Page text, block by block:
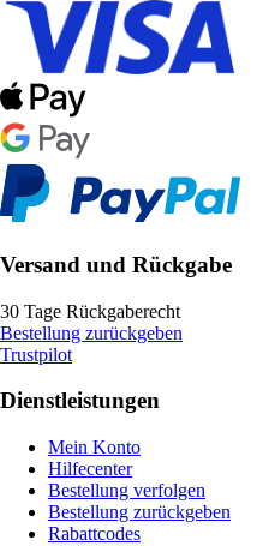
Versand und Rückgabe
30 Tage Rückgaberecht
Bestellung zurückgeben
Trustpilot
Dienstleistungen
Mein Konto
Hilfecenter
Bestellung verfolgen
Bestellung zurückgeben
Rabattcodes